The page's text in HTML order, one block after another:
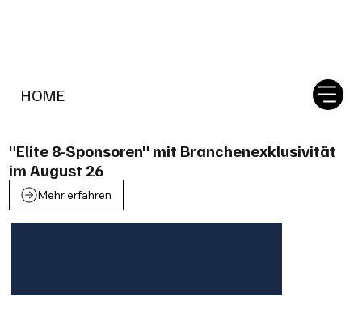
HOME
"Elite 8-Sponsoren" mit Branchenexklusivität
im August 26
Mehr erfahren